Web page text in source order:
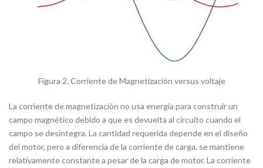
Figura 2. Corriente de Magnetización versus voltaje
La corriente de magnetización no usa energía para construir un
campo magnético debido a que es devuelta al circuito cuando el
campo se desintegra. La cantidad requerida depende en el diseño
del motor, pero a diferencia de la corriente de carga, se mantiene
relativamente constante a pesar de la carga de motor. La corriente